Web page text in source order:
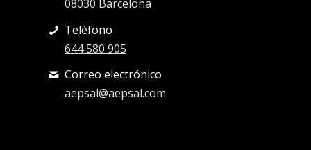
08030 Barcelona
Teléfono
644 580 905
Correo electrónico
aepsal@aepsal.com